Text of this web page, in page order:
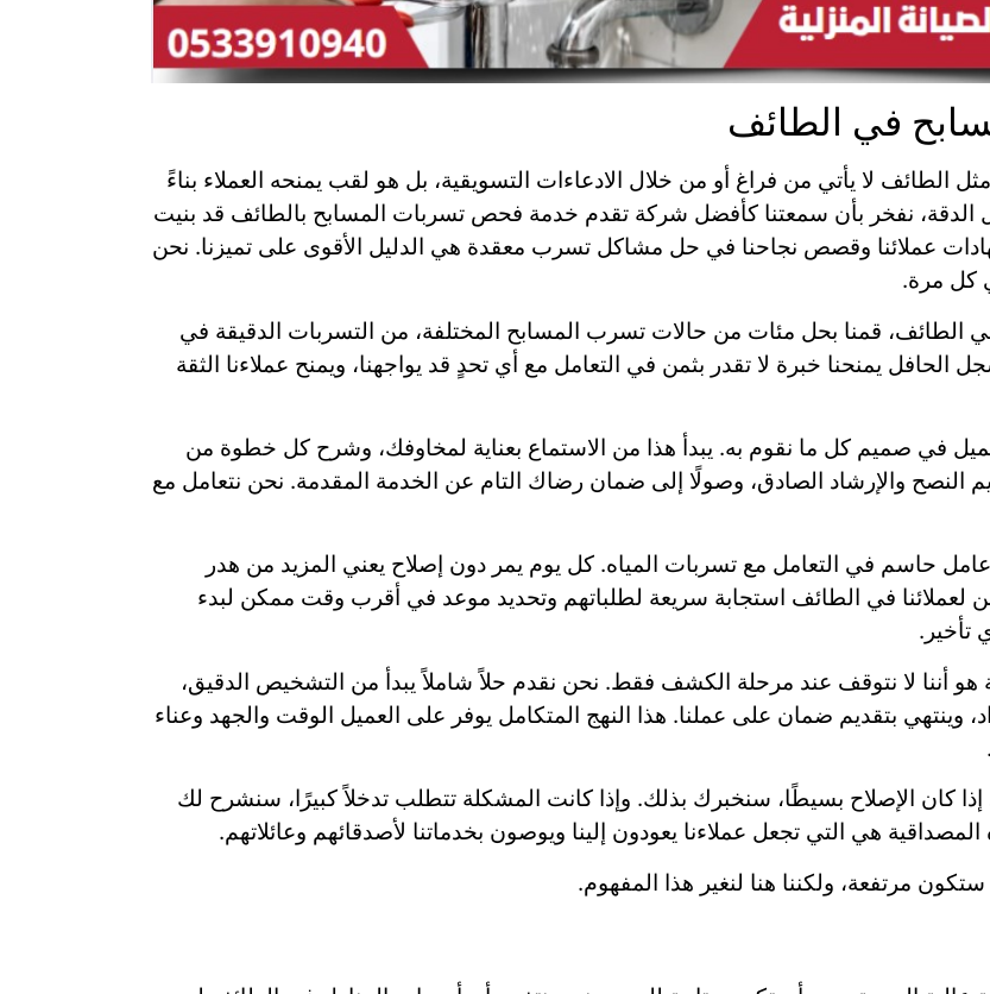
في الطائف
لا يأتي من فراغ أو من خلال الادعاءات التسويقية، بل هو لقب يمنحه العملاء بناءً
نفخر بأن سمعتنا كأفضل شركة تقدم خدمة فحص تسربات المسابح بالطائف قد بنيت
عملائنا وقصص نجاحنا في حل مشاكل تسرب معقدة هي الدليل الأقوى على تميزنا. نحن
كل مرة.
الطائف، قمنا بحل مئات من حالات تسرب المسابح المختلفة، من التسربات الدقيقة في
الحافل يمنحنا خبرة لا تقدر بثمن في التعامل مع أي تحدٍ قد يواجهنا، ويمنح عملاءنا الثقة
في صميم كل ما نقوم به. يبدأ هذا من الاستماع بعناية لمخاوفك، وشرح كل خطوة من
والإرشاد الصادق، وصولًا إلى ضمان رضاك التام عن الخدمة المقدمة. نحن نتعامل مع
حاسم في التعامل مع تسربات المياه. كل يوم يمر دون إصلاح يعني المزيد من هدر
لعملائنا في الطائف استجابة سريعة لطلباتهم وتحديد موعد في أقرب وقت ممكن لبدء
تأخير.
هو أننا لا نتوقف عند مرحلة الكشف فقط. نحن نقدم حلاً شاملاً يبدأ من التشخيص الدقيق،
وينتهي بتقديم ضمان على عملنا. هذا النهج المتكامل يوفر على العميل الوقت والجهد وعناء
كان الإصلاح بسيطًا، سنخبرك بذلك. وإذا كانت المشكلة تتطلب تدخلاً كبيرًا، سنشرح لك
هي التي تجعل عملاءنا يعودون إلينا ويوصون بخدماتنا لأصدقائهم وعائلاتهم.
مرتفعة، ولكننا هنا لنغير هذا المفهوم.